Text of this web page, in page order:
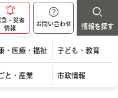
急・災害
情報
お問い合わせ 情報を探す
・医療・福祉 子ども・教育
と・産業 市政情報